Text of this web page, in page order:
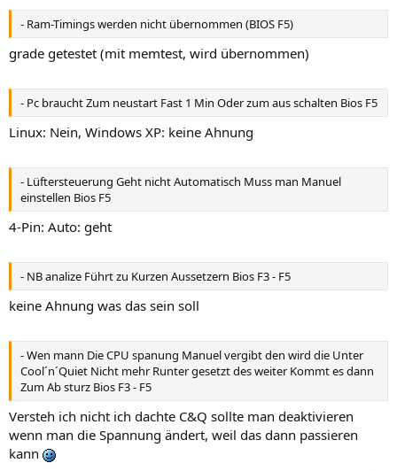
- Ram-Timings werden nicht übernommen (BIOS F5)
grade getestet (mit memtest, wird übernommen)
- Pc braucht Zum neustart Fast 1 Min Oder zum aus schalten Bios F5
Linux: Nein, Windows XP: keine Ahnung
- Lüftersteuerung Geht nicht Automatisch Muss man Manuel
einstellen Bios F5
4-Pin: Auto: geht
- NB analize Führt zu Kurzen Aussetzern Bios F3 - F5
keine Ahnung was das sein soll
- Wen mann Die CPU spanung Manuel vergibt den wird die Unter
Cool´n´Quiet Nicht mehr Runter gesetzt des weiter Kommt es dann
Zum Ab sturz Bios F3 - F5
Versteh ich nicht ich dachte C&Q sollte man deaktivieren
wenn man die Spannung ändert, weil das dann passieren
kann